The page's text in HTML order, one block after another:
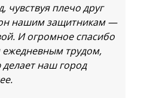
плечо друг
нашим защитникам —
И огромное спасибо
ежедневным трудом,
наш город